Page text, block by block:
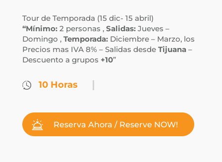
Tour de Temporada (15 dic- 15 abril)
“Mínimo:2 personas , Salidas:Jueves –
Domingo , Temporada:Diciembre – Marzo, los
Precios mas IVA 8% – Salidas desde Tijuana –
Descuento a grupos +10”
10 Horas
Reserva Ahora / Reserve NOW!